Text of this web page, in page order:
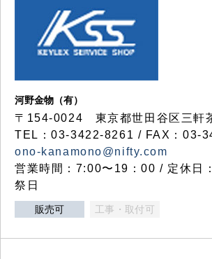
河野金物（有）
〒154-0024 東京都世田谷区三軒
TEL：03-3422-8261 / FAX：03-
ono-kanamono@nifty.com
営業時間：7:00〜19：00 / 定休日
祭日
販売可 工事・取付可